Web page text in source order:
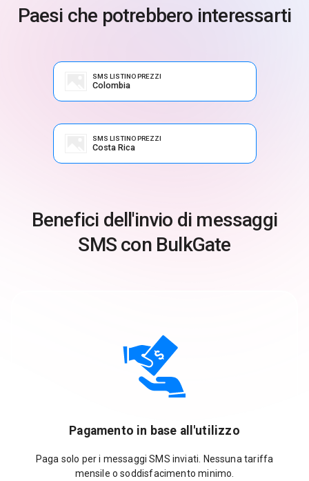
Paesi che potrebbero interessarti
SMS LISTINO PREZZI
Colombia
SMS LISTINO PREZZI
Costa Rica
Benefici dell'invio di messaggi
SMS con BulkGate
Pagamento in base all'utilizzo
Paga solo per i messaggi SMS inviati. Nessuna tariffa
mensile o soddisfacimento minimo.